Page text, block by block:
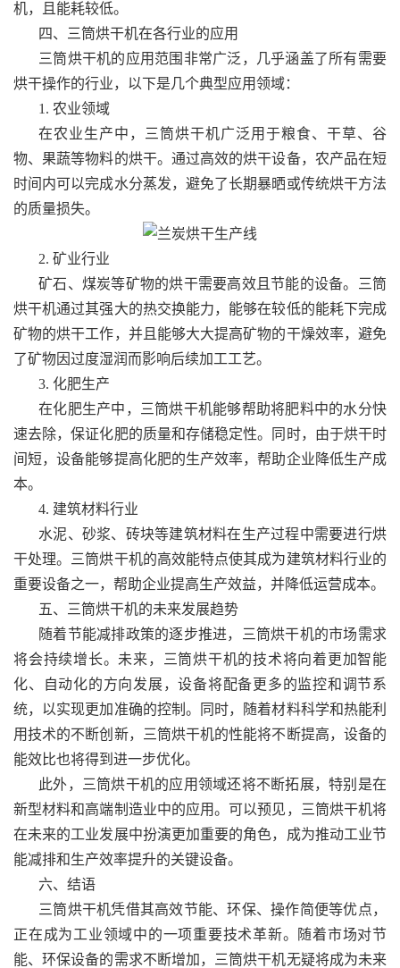
机，且能耗较低。
四、三筒烘干机在各行业的应用
三筒烘干机的应用范围非常广泛，几乎涵盖了所有需要
烘干操作的行业，以下是几个典型应用领域：
1. 农业领域
在农业生产中，三筒烘干机广泛用于粮食、干草、谷
物、果蔬等物料的烘干。通过高效的烘干设备，农产品在短
时间内可以完成水分蒸发，避免了长期暴晒或传统烘干方法
的质量损失。
2. 矿业行业
矿石、煤炭等矿物的烘干需要高效且节能的设备。三筒
烘干机通过其强大的热交换能力，能够在较低的能耗下完成
矿物的烘干工作，并且能够大大提高矿物的干燥效率，避免
了矿物因过度湿润而影响后续加工工艺。
3. 化肥生产
在化肥生产中，三筒烘干机能够帮助将肥料中的水分快
速去除，保证化肥的质量和存储稳定性。同时，由于烘干时
间短，设备能够提高化肥的生产效率，帮助企业降低生产成
本。
4. 建筑材料行业
水泥、砂浆、砖块等建筑材料在生产过程中需要进行烘
干处理。三筒烘干机的高效能特点使其成为建筑材料行业的
重要设备之一，帮助企业提高生产效益，并降低运营成本。
五、三筒烘干机的未来发展趋势
随着节能减排政策的逐步推进，三筒烘干机的市场需求
将会持续增长。未来，三筒烘干机的技术将向着更加智能
化、自动化的方向发展，设备将配备更多的监控和调节系
统，以实现更加准确的控制。同时，随着材料科学和热能利
用技术的不断创新，三筒烘干机的性能将不断提高，设备的
能效比也将得到进一步优化。
此外，三筒烘干机的应用领域还将不断拓展，特别是在
新型材料和高端制造业中的应用。可以预见，三筒烘干机将
在未来的工业发展中扮演更加重要的角色，成为推动工业节
能减排和生产效率提升的关键设备。
六、结语
三筒烘干机凭借其高效节能、环保、操作简便等优点，
正在成为工业领域中的一项重要技术革新。随着市场对节
能、环保设备的需求不断增加，三筒烘干机无疑将成为未来